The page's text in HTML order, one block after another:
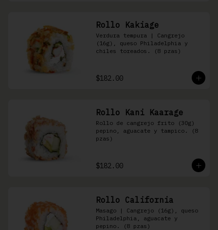
Rollo Kakiage
Verdura tempura | Cangrejo
(16g), queso Philadelphia y
chiles toreados. (8 pzas)
$182.00
Rollo Kani Kaarage
Rollo de cangrejo frito (30g)
pepino, aguacate y tampico. (8
pzas)
$182.00
Rollo California
Masago | Cangrejo (16g), queso
Philadelphia, aguacate y
pepino. (8 pzas)